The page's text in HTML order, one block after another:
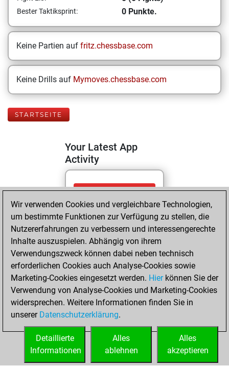
Bester Taktiksprint: 0 Punkte.
Keine Partien auf fritz.chessbase.com
Keine Drills auf Mymoves.chessbase.com
STARTSEITE
Your Latest App
Activity
Donnerstag,
Februar 5, 2026
You totalled
2474 tactics
positions
Tactics
You solved
2124 tactics
positions
You achieved
tactics positions
Wir verwenden Cookies und vergleichbare Technologien,
um bestimmte Funktionen zur Verfügung zu stellen, die
Nutzererfahrungen zu verbessern und interessengerechte
Inhalte auszuspielen. Abhängig von ihrem
Verwendungszweck können dabei neben technisch
erforderlichen Cookies auch Analyse-Cookies sowie
Marketing-Cookies eingesetzt werden. Hierkönnen Sie der
Verwendung von Analyse-Cookies und Marketing-Cookies
widersprechen. Weitere Informationen finden Sie in
unserer Datenschutzerklärung.
Alles
akzeptieren
Alles
ablehnen
Detaillierte
Informationen